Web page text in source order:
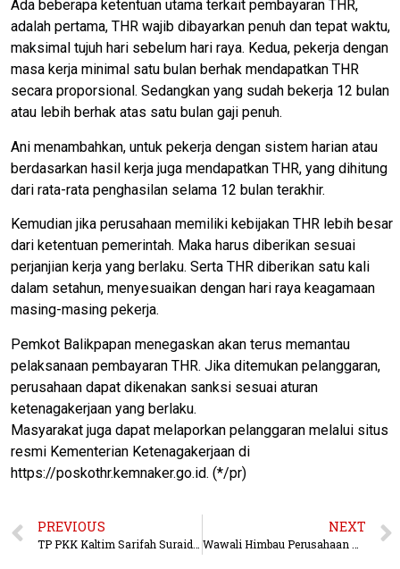
Ada beberapa ketentuan utama terkait pembayaran THR,
adalah pertama, THR wajib dibayarkan penuh dan tepat waktu,
maksimal tujuh hari sebelum hari raya. Kedua, pekerja dengan
masa kerja minimal satu bulan berhak mendapatkan THR
secara proporsional. Sedangkan yang sudah bekerja 12 bulan
atau lebih berhak atas satu bulan gaji penuh.
Ani menambahkan, untuk pekerja dengan sistem harian atau
berdasarkan hasil kerja juga mendapatkan THR, yang dihitung
dari rata-rata penghasilan selama 12 bulan terakhir.
Kemudian jika perusahaan memiliki kebijakan THR lebih besar
dari ketentuan pemerintah. Maka harus diberikan sesuai
perjanjian kerja yang berlaku. Serta THR diberikan satu kali
dalam setahun, menyesuaikan dengan hari raya keagamaan
masing-masing pekerja.
Pemkot Balikpapan menegaskan akan terus memantau
pelaksanaan pembayaran THR. Jika ditemukan pelanggaran,
perusahaan dapat dikenakan sanksi sesuai aturan
ketenagakerjaan yang berlaku.
Masyarakat juga dapat melaporkan pelanggaran melalui situs
resmi Kementerian Ketenagakerjaan di
https://poskothr.kemnaker.go.id. (*/pr)
PREVIOUS NEXT